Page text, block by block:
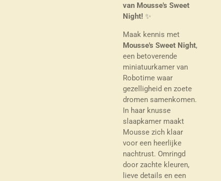
van Mousse's Sweet
Night! ✨
Maak kennis met
Mousse's Sweet Night,
een betoverende
miniatuurkamer van
Robotime waar
gezelligheid en zoete
dromen samenkomen.
In haar knusse
slaapkamer maakt
Mousse zich klaar
voor een heerlijke
nachtrust. Omringd
door zachte kleuren,
lieve details en een